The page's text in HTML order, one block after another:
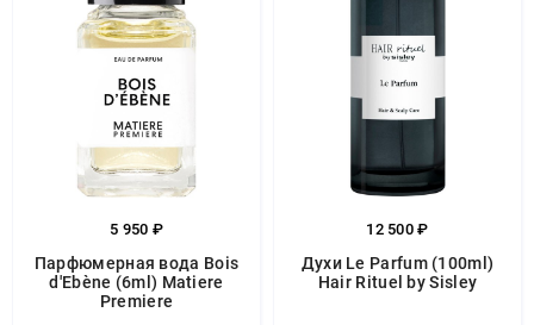
5 950 ₽
Парфюмерная вода Bois
d'Ebène (6ml) Matiere
Premiere
12 500 ₽
Духи Le Parfum (100ml)
Hair Rituel by Sisley